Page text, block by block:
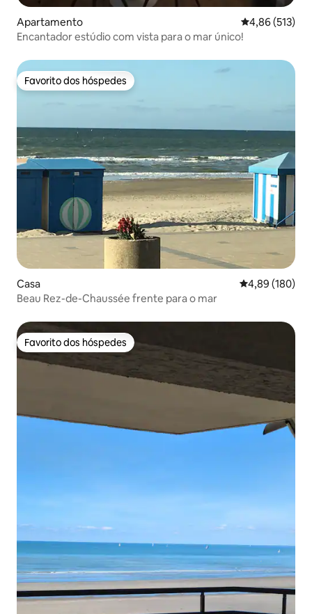
Apartamento Classificação
4,86 (513)
Encantador estúdio com vista para o mar único!
Favorito dos hóspedes
Favorito dos hóspedes
Casa Classificação
4,89 (180)
Beau Rez-de-Chaussée frente para o mar
Favorito dos hóspedes
Favorito dos hóspedes